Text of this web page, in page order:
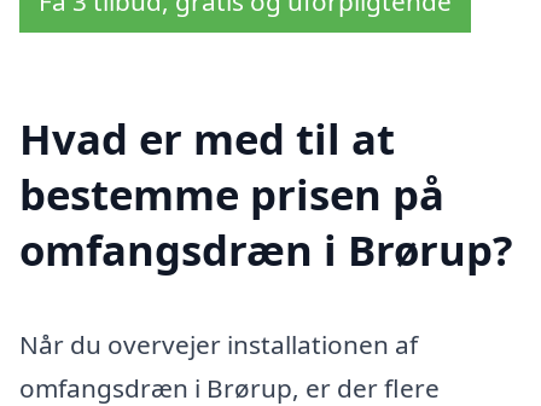
Hvad er med til at
bestemme prisen på
omfangsdræn i Brørup?
Når du overvejer installationen af
omfangsdræn i Brørup, er der flere